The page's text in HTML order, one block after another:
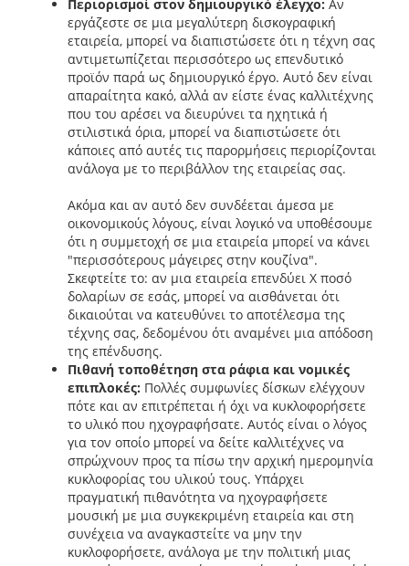
Περιορισμοί στον δημιουργικό έλεγχο: Αν
εργάζεστε σε μια μεγαλύτερη δισκογραφική
εταιρεία, μπορεί να διαπιστώσετε ότι η τέχνη σας
αντιμετωπίζεται περισσότερο ως επενδυτικό
προϊόν παρά ως δημιουργικό έργο. Αυτό δεν είναι
απαραίτητα κακό, αλλά αν είστε ένας καλλιτέχνης
που του αρέσει να διευρύνει τα ηχητικά ή
στιλιστικά όρια, μπορεί να διαπιστώσετε ότι
κάποιες από αυτές τις παρορμήσεις περιορίζονται
ανάλογα με το περιβάλλον της εταιρείας σας.
Ακόμα και αν αυτό δεν συνδέεται άμεσα με
οικονομικούς λόγους, είναι λογικό να υποθέσουμε
ότι η συμμετοχή σε μια εταιρεία μπορεί να κάνει
"περισσότερους μάγειρες στην κουζίνα".
Σκεφτείτε το: αν μια εταιρεία επενδύει Χ ποσό
δολαρίων σε εσάς, μπορεί να αισθάνεται ότι
δικαιούται να κατευθύνει το αποτέλεσμα της
τέχνης σας, δεδομένου ότι αναμένει μια απόδοση
της επένδυσης.
Πιθανή τοποθέτηση στα ράφια και νομικές
επιπλοκές: Πολλές συμφωνίες δίσκων ελέγχουν
πότε και αν επιτρέπεται ή όχι να κυκλοφορήσετε
το υλικό που ηχογραφήσατε. Αυτός είναι ο λόγος
για τον οποίο μπορεί να δείτε καλλιτέχνες να
σπρώχνουν προς τα πίσω την αρχική ημερομηνία
κυκλοφορίας του υλικού τους. Υπάρχει
πραγματική πιθανότητα να ηχογραφήσετε
μουσική με μια συγκεκριμένη εταιρεία και στη
συνέχεια να αναγκαστείτε να μην την
κυκλοφορήσετε, ανάλογα με την πολιτική μιας